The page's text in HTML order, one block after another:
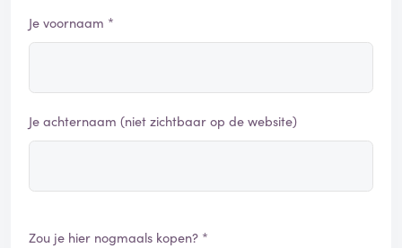
Je voornaam *
Je achternaam (niet zichtbaar op de website)
Zou je hier nogmaals kopen? *